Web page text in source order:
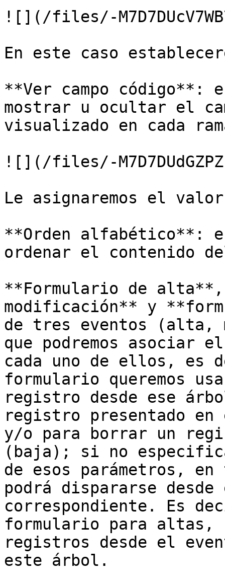
![](/files/-
En este caso
**Ver campo código**:
mostrar u ocultar el
visualizado en cada
![](/files/-
Le asignaremos el
**Orden alfabético**:
ordenar el contenido
**Formulario de
modificación** y
de tres eventos (alta,
que podremos
cada uno de ellos, es
formulario queremos
registro desde ese
registro presentado
y/o para borrar un
(baja); si no
de esos parámetros,
podrá dispararse
correspondiente. Es
formulario para altas,
registros desde el
este árbol.